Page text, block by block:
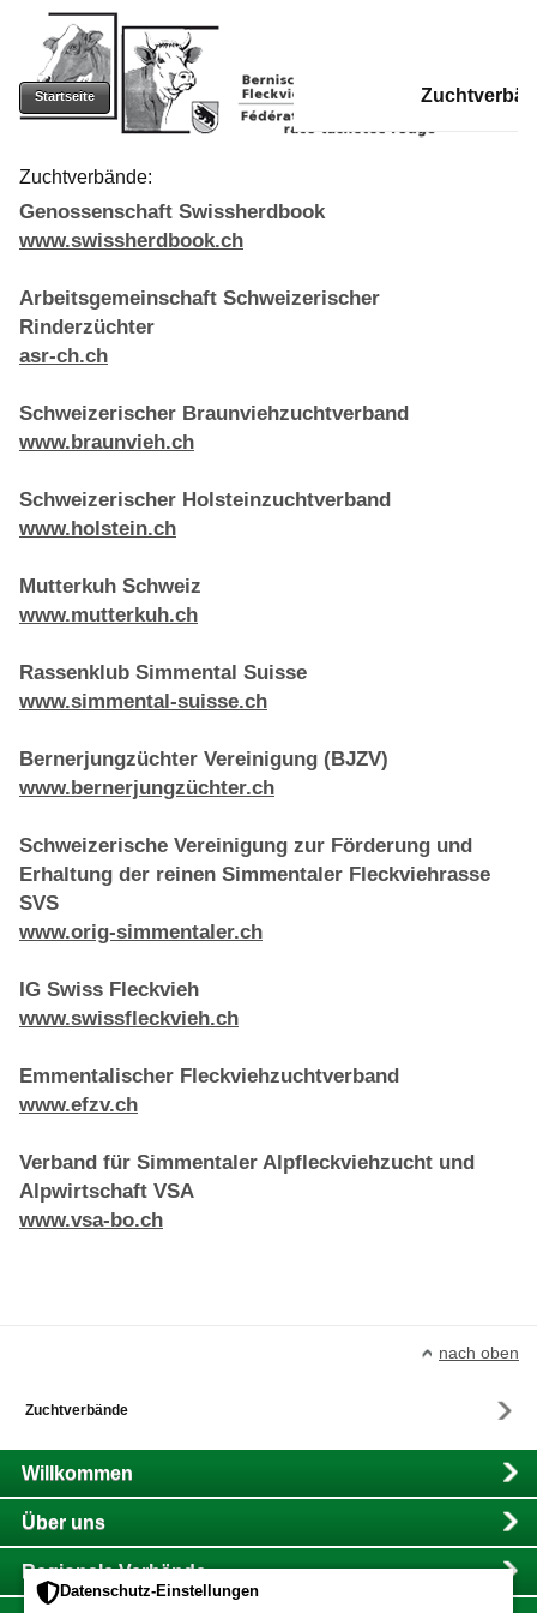
Fleckviehzuchtverband
Startseite
Zuchtverbände:
Genossenschaft Swissherdbook
www.swissherdbook.ch
Arbeitsgemeinschaft Schweizerischer
Rinderzüchter
asr-ch.ch
Schweizerischer Braunviehzuchtverband
www.braunvieh.ch
Schweizerischer Holsteinzuchtverband
www.holstein.ch
Mutterkuh Schweiz
www.mutterkuh.ch
Rassenklub Simmental Suisse
www.simmental-suisse.ch
Bernerjungzüchter Vereinigung (BJZV)
www.bernerjungzüchter.ch
Schweizerische Vereinigung zur Förderung und
Erhaltung der reinen Simmentaler Fleckviehrasse
SVS
www.orig-simmentaler.ch
IG Swiss Fleckvieh
www.swissfleckvieh.ch
Emmentalischer Fleckviehzuchtverband
www.efzv.ch
Verband für Simmentaler Alpfleckviehzucht und
Alpwirtschaft VSA
www.vsa-bo.ch
nach oben
Zuchtverbände
Navigation
Willkommen
Über uns
Regionale Verbände
Datenschutz-Einstellungen